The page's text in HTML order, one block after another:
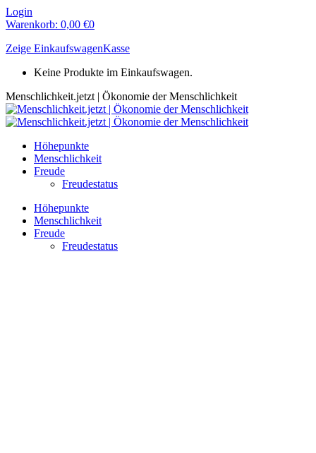
Zum
Inhalt
Login
Warenkorb: 0,00 €0
Zeige EinkaufswagenKasse
Keine Produkte im Einkaufswagen.
Menschlichkeit.jetzt | Ökonomie der Menschlichkeit
Höhepunkte
Menschlichkeit
Freude
Freudestatus
Höhepunkte
Menschlichkeit
Freude
Freudestatus